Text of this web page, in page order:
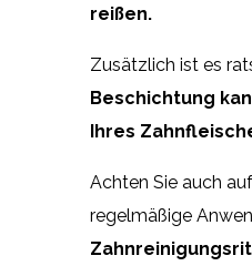
reißen.
Zusätzlich ist es
Beschichtung
Ihres
Achten Sie auch
regelmäßige